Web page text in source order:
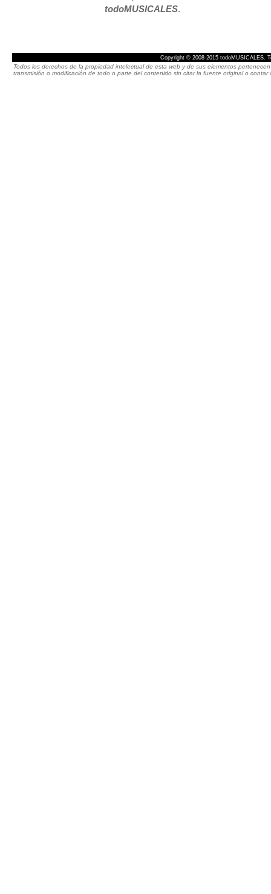
todoMUSICALES.
Copyright © 2008-2015 todoMUSICALES.
Todos los derechos de la propiedad intelectual de esta web y de sus elementos
transmisión o modificación de todo o parte del contenido sin citar la fuente original o